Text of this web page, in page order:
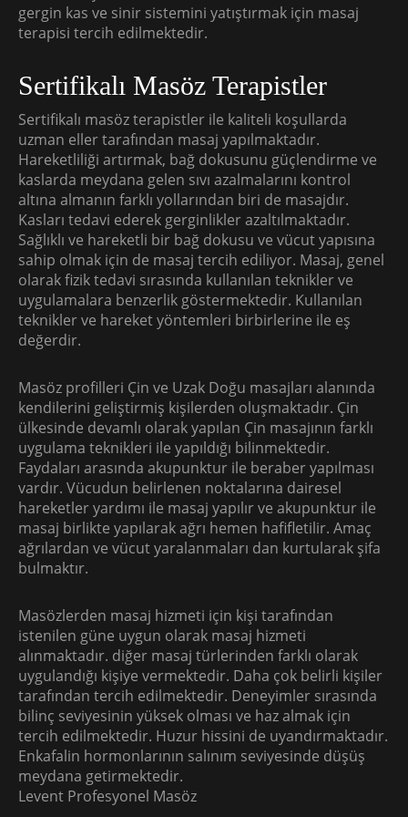
gergin kas ve sinir sistemini yatıştırmak için masaj
terapisi tercih edilmektedir.
Sertifikalı Masöz Terapistler
Sertifikalı masöz terapistler ile kaliteli koşullarda
uzman eller tarafından masaj yapılmaktadır.
Hareketliliği artırmak, bağ dokusunu güçlendirme ve
kaslarda meydana gelen sıvı azalmalarını kontrol
altına almanın farklı yollarından biri de masajdır.
Kasları tedavi ederek gerginlikler azaltılmaktadır.
Sağlıklı ve hareketli bir bağ dokusu ve vücut yapısına
sahip olmak için de masaj tercih ediliyor. Masaj, genel
olarak fizik tedavi sırasında kullanılan teknikler ve
uygulamalara benzerlik göstermektedir. Kullanılan
teknikler ve hareket yöntemleri birbirlerine ile eş
değerdir.
Masöz profilleri Çin ve Uzak Doğu masajları alanında
kendilerini geliştirmiş kişilerden oluşmaktadır. Çin
ülkesinde devamlı olarak yapılan Çin masajının farklı
uygulama teknikleri ile yapıldığı bilinmektedir.
Faydaları arasında akupunktur ile beraber yapılması
vardır. Vücudun belirlenen noktalarına dairesel
hareketler yardımı ile masaj yapılır ve akupunktur ile
masaj birlikte yapılarak ağrı hemen hafifletilir. Amaç
ağrılardan ve vücut yaralanmaları dan kurtularak şifa
bulmaktır.
Masözlerden masaj hizmeti için kişi tarafından
istenilen güne uygun olarak masaj hizmeti
alınmaktadır. diğer masaj türlerinden farklı olarak
uygulandığı kişiye vermektedir. Daha çok belirli kişiler
tarafından tercih edilmektedir. Deneyimler sırasında
bilinç seviyesinin yüksek olması ve haz almak için
tercih edilmektedir. Huzur hissini de uyandırmaktadır.
Enkafalin hormonlarının salınım seviyesinde düşüş
meydana getirmektedir.
Levent Profesyonel Masöz